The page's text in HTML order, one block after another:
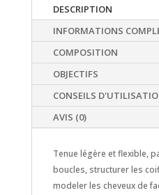
DESCRIPTION
INFORMATIONS
COMPOSITION
OBJECTIFS
CONSEILS
AVIS (0)
Tenue légère et flexible,
boucles, structurer les
modeler les cheveux de